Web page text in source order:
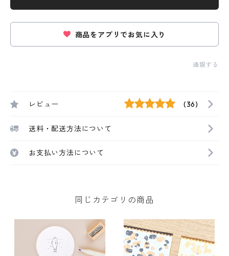
商品をアプリでお気に入り
通報する
レビュー (36)
送料・配送方法について
お支払い方法について
同じカテゴリの商品